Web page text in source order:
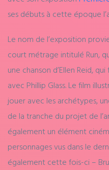
ses débuts à cette époque
Le nom de l’exposition
court métrage intitulé Run,
une chanson d’Ellen Reid,
avec Phillip Glass. Le film
jouer avec les archétypes,
de la tranche du projet de
également un élément
personnages vus dans le
également cette fois-ci –